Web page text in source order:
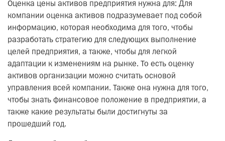
Оценка цены активов предприятия нужна для: Для
компании оценка активов подразумевает под собой
информацию, которая необходима для того, чтобы
разработать стратегию для следующих выполнение
целей предприятия, а также, чтобы для легкой
адаптации к изменениям на рынке. То есть оценку
активов организации можно считать основой
управления всей компании. Также она нужна для того,
чтобы знать финансовое положение в предприятии, а
также какие результаты были достигнуты за
прошедший год.